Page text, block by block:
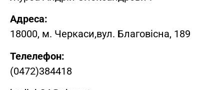
Адреса:
18000, м. Черкаси,вул. Благовісна, 189
Телелефон:
(0472)384418